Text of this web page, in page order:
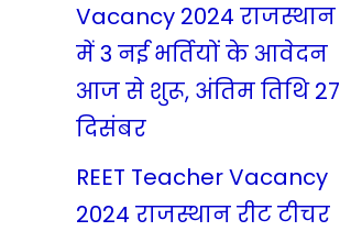
Vacancy 2024 राजस्थान
में 3 नई भर्तियों के आवेदन
आज से शुरू, अंतिम तिथि 27
दिसंबर
REET Teacher Vacancy
2024 राजस्थान रीट टीचर